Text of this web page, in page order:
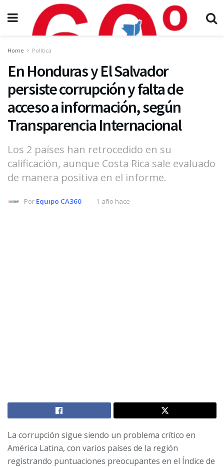
Home Política
En Honduras y El Salvador
persiste corrupción y falta de
acceso a información, según
Transparencia Internacional
Los 2 países han retrocedido en su
calificación, aunque Costa Rica sale evaluado
de manera positiva en el informe.
Por Equipo CA360 1 año hace
La corrupción sigue siendo un problema crítico en
América Latina, con varios países de la región
registrando puntuaciones preocupantes en el Índice de